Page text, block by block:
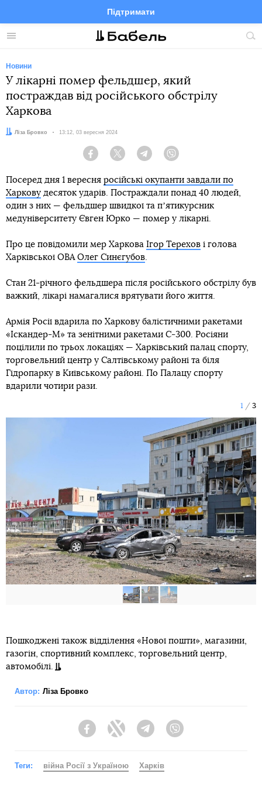
Меню
Підтримати
FacebookTelegramTwitter
Новини
У лікарні помер фельдшер, який
постраждав від російського обстрілу
Харкова
Автор:
Ліза Бровко Дата:
13:12, 03 вересня 2024
Facebook Twitter Telegram
Посеред дня 1 вересня російські окупанти завдали по
Харкову десяток ударів. Постраждали понад 40 людей,
один з них — фельдшер швидкої та пʼятикурсник
медуніверситету Євген Юрко — помер у лікарні.
Про це повідомили мер Харкова Ігор Терехов і голова
Харківської ОВА Олег Синєгубов.
Стан 21-річного фельдшера після російського обстрілу був
важкий, лікарі намагалися врятувати його життя.
Армія Росії вдарила по Харкову балістичними ракетами
«Іскандер-М» та зенітними ракетами С-300. Росіяни
поцілили по трьох локаціях — Харківський палац спорту,
торговельний центр у Салтівському районі та біля
Гідропарку в Київському районі. По Палацу спорту
вдарили чотири рази.
1 3
Пошкоджені також відділення «Нової пошти», магазини,
газогін, спортивний комплекс, торговельний центр,
автомобілі.
Автор: Ліза Бровко
FacebookTwitter Telegram
Теги: війна Росії з Україною Харків